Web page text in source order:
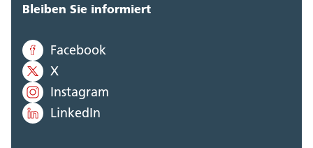
Bleiben Sie informiert
Facebook
X
Instagram
LinkedIn